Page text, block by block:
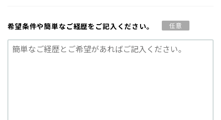
希望条件や簡単なご経歴を ご記入ください。 任意